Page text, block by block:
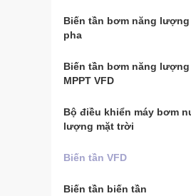
Biến tần bơm năng
pha
Biến tần bơm năng
MPPT VFD
Bộ điều khiển máy bơm
lượng mặt trời
Biến tần VFD
Biến tần biến tần